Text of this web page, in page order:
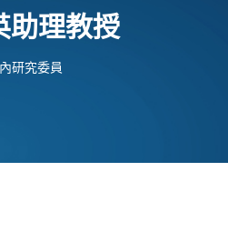
助理教授
研究委員